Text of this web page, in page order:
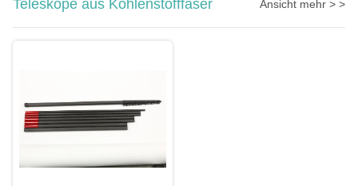
Teleskope aus Kohlenstofffaser Ansicht mehr > >